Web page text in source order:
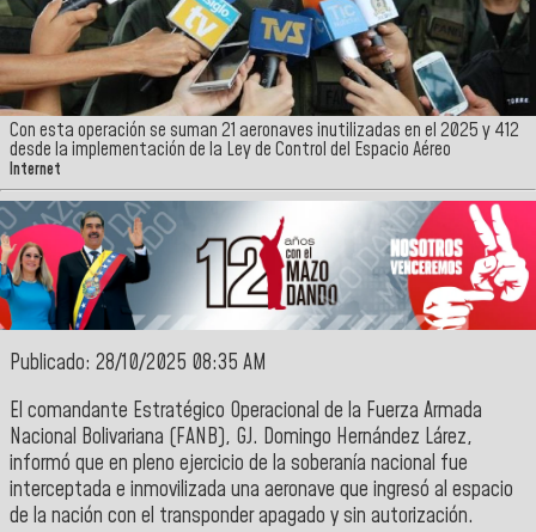
Con esta operación se suman 21 aeronaves inutilizadas en el 2025 y 412
desde la implementación de la Ley de Control del Espacio Aéreo
Internet
Publicado: 28/10/2025 08:35 AM
El comandante Estratégico Operacional de la Fuerza Armada
Nacional Bolivariana (FANB), GJ. Domingo Hernández Lárez,
informó que en pleno ejercicio de la soberanía nacional fue
interceptada e inmovilizada una aeronave que ingresó al espacio
de la nación con el transponder apagado y sin autorización.